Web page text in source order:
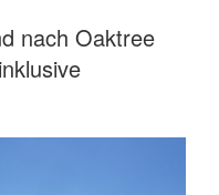
nach Oaktree